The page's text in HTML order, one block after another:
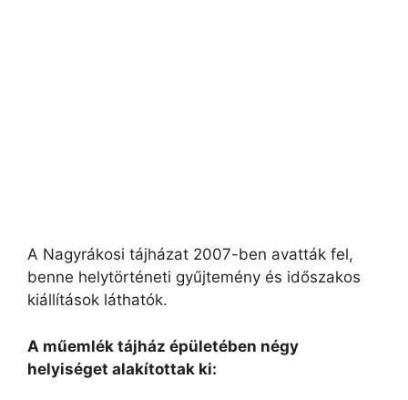
A Nagyrákosi tájházat 2007-ben avatták fel,
benne helytörténeti gyűjtemény és időszakos
kiállítások láthatók.
A műemlék tájház épületében négy
helyiséget alakítottak ki: